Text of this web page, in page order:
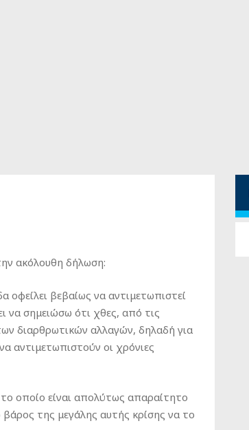
ακόλουθη δήλωση:
οφείλει βεβαίως να αντιμετωπιστεί
να σημειώσω ότι χθες, από τις
διαρθρωτικών αλλαγών, δηλαδή για
αντιμετωπιστούν οι χρόνιες
οποίο είναι απολύτως απαραίτητο
βάρος της μεγάλης αυτής κρίσης να το